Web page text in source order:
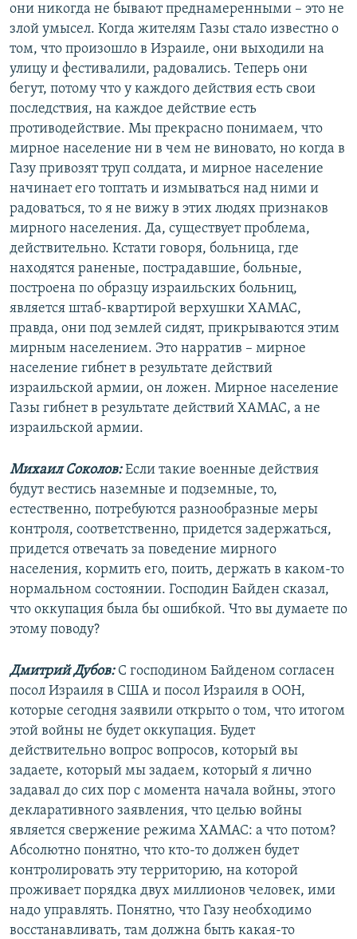
они никогда не бывают преднамеренными – это не
злой умысел. Когда жителям Газы стало известно о
том, что произошло в Израиле, они выходили на
улицу и фестивалили, радовались. Теперь они
бегут, потому что у каждого действия есть свои
последствия, на каждое действие есть
противодействие. Мы прекрасно понимаем, что
мирное население ни в чем не виновато, но когда в
Газу привозят труп солдата, и мирное население
начинает его топтать и измываться над ними и
радоваться, то я не вижу в этих людях признаков
мирного населения. Да, существует проблема,
действительно. Кстати говоря, больница, где
находятся раненые, пострадавшие, больные,
построена по образцу израильских больниц,
является штаб-квартирой верхушки ХАМАС,
правда, они под землей сидят, прикрываются этим
мирным населением. Это нарратив – мирное
население гибнет в результате действий
израильской армии, он ложен. Мирное население
Газы гибнет в результате действий ХАМАС, а не
израильской армии.
Михаил Соколов:Если такие военные действия
будут вестись наземные и подземные, то,
естественно, потребуются разнообразные меры
контроля, соответственно, придется задержаться,
придется отвечать за поведение мирного
населения, кормить его, поить, держать в каком-то
нормальном состоянии. Господин Байден сказал,
что оккупация была бы ошибкой. Что вы думаете по
этому поводу?
Дмитрий Дубов:С господином Байденом согласен
посол Израиля в США и посол Израиля в ООН,
которые сегодня заявили открыто о том, что итогом
этой войны не будет оккупация. Будет
действительно вопрос вопросов, который вы
задаете, который мы задаем, который я лично
задавал до сих пор с момента начала войны, этого
декларативного заявления, что целью войны
является свержение режима ХАМАС: а что потом?
Абсолютно понятно, что кто-то должен будет
контролировать эту территорию, на которой
проживает порядка двух миллионов человек, ими
надо управлять. Понятно, что Газу необходимо
восстанавливать, там должна быть какая-то